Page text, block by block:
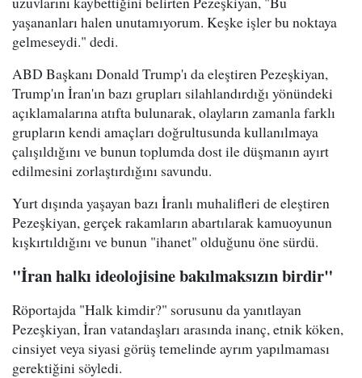
yaşananları halen unutamıyorum. Keşke işler bu noktaya
gelmeseydi." dedi.
ABD Başkanı Donald Trump'ı da eleştiren Pezeşkiyan,
Trump'ın İran'ın bazı grupları silahlandırdığı yönündeki
açıklamalarına atıfta bulunarak, olayların zamanla farklı
grupların kendi amaçları doğrultusunda kullanılmaya
çalışıldığını ve bunun toplumda dost ile düşmanın ayırt
edilmesini zorlaştırdığını savundu.
Yurt dışında yaşayan bazı İranlı muhalifleri de eleştiren
Pezeşkiyan, gerçek rakamların abartılarak kamuoyunun
kışkırtıldığını ve bunun "ihanet" olduğunu öne sürdü.
"İran halkı ideolojisine bakılmaksızın birdir"
Röportajda "Halk kimdir?" sorusunu da yanıtlayan
Pezeşkiyan, İran vatandaşları arasında inanç, etnik köken,
cinsiyet veya siyasi görüş temelinde ayrım yapılmaması
gerektiğini söyledi.